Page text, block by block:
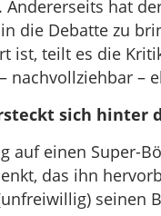
hat
die Debatte zu
ist, teilt es die
nachvollziehbar –
sich hinter
auf einen Super-
das ihn
seinen